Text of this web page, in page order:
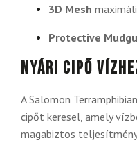
3D Mesh
Protective
Nyári cipő
A Salomon
cipőt keresel, amely
magabiztos